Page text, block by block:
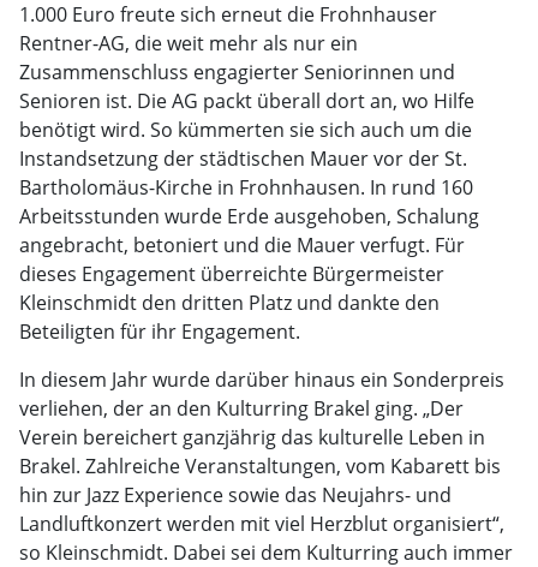
1.000 Euro freute sich erneut die Frohnhauser
Rentner-AG, die weit mehr als nur ein
Zusammenschluss engagierter Seniorinnen und
Senioren ist. Die AG packt überall dort an, wo Hilfe
benötigt wird. So kümmerten sie sich auch um die
Instandsetzung der städtischen Mauer vor der St.
Bartholomäus-Kirche in Frohnhausen. In rund 160
Arbeitsstunden wurde Erde ausgehoben, Schalung
angebracht, betoniert und die Mauer verfugt. Für
dieses Engagement überreichte Bürgermeister
Kleinschmidt den dritten Platz und dankte den
Beteiligten für ihr Engagement.
In diesem Jahr wurde darüber hinaus ein Sonderpreis
verliehen, der an den Kulturring Brakel ging. „Der
Verein bereichert ganzjährig das kulturelle Leben in
Brakel. Zahlreiche Veranstaltungen, vom Kabarett bis
hin zur Jazz Experience sowie das Neujahrs- und
Landluftkonzert werden mit viel Herzblut organisiert“,
so Kleinschmidt. Dabei sei dem Kulturring auch immer